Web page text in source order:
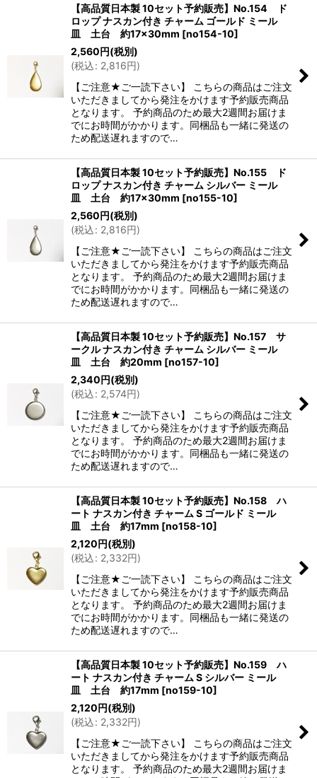
【高品質日本製 10セット予約販売】No.154 ド
ロップ ナスカン付き チャーム ゴールド ミール
皿 土台 約17×30mm [no154-10]
2,560円(税別)
(税込: 2,816円)
【ご注意★ご一読下さい】 こちらの商品はご注文
いただきましてから発注をかけます予約販売商品
となります。 予約商品のため最大2週間お届けま
でにお時間がかかります。同梱品も一緒に発送の
ため配送遅れますので…
【高品質日本製 10セット予約販売】No.155 ド
ロップ ナスカン付き チャーム シルバー ミール
皿 土台 約17×30mm [no155-10]
2,560円(税別)
(税込: 2,816円)
【ご注意★ご一読下さい】 こちらの商品はご注文
いただきましてから発注をかけます予約販売商品
となります。 予約商品のため最大2週間お届けま
でにお時間がかかります。同梱品も一緒に発送の
ため配送遅れますので…
【高品質日本製 10セット予約販売】No.157 サ
ークル ナスカン付き チャーム シルバー ミール
皿 土台 約20mm [no157-10]
2,340円(税別)
(税込: 2,574円)
【ご注意★ご一読下さい】 こちらの商品はご注文
いただきましてから発注をかけます予約販売商品
となります。 予約商品のため最大2週間お届けま
でにお時間がかかります。同梱品も一緒に発送の
ため配送遅れますので…
【高品質日本製 10セット予約販売】No.158 ハ
ート ナスカン付き チャーム S ゴールド ミール
皿 土台 約17mm [no158-10]
2,120円(税別)
(税込: 2,332円)
【ご注意★ご一読下さい】 こちらの商品はご注文
いただきましてから発注をかけます予約販売商品
となります。 予約商品のため最大2週間お届けま
でにお時間がかかります。同梱品も一緒に発送の
ため配送遅れますので…
【高品質日本製 10セット予約販売】No.159 ハ
ート ナスカン付き チャーム S シルバー ミール
皿 土台 約17mm [no159-10]
2,120円(税別)
(税込: 2,332円)
【ご注意★ご一読下さい】 こちらの商品はご注文
いただきましてから発注をかけます予約販売商品
となります。 予約商品のため最大2週間お届けま